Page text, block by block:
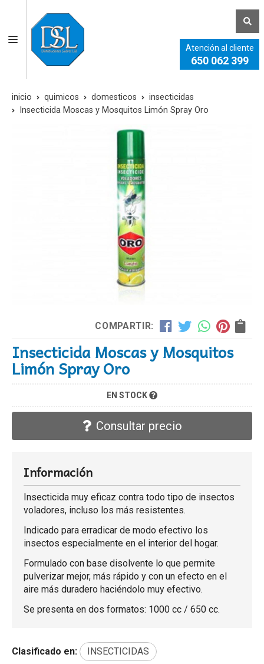
Atención al cliente
650 062 399
inicio quimicos domesticos
insecticidas
Insecticida Moscas y Mosquitos Limón Spray Oro
COMPARTIR:
Insecticida Moscas y Mosquitos
Limón Spray Oro
EN STOCK
Consultar precio
Información
Insecticida muy eficaz contra todo tipo de insectos
voladores, incluso los más resistentes.
Indicado para erradicar de modo efectivo los
insectos especialmente en el interior del hogar.
Formulado con base disolvente lo que permite
pulverizar mejor, más rápido y con un efecto en el
aire más duradero haciéndolo muy efectivo.
Se presenta en dos formatos: 1000 cc / 650 cc.
Clasificado en: INSECTICIDAS